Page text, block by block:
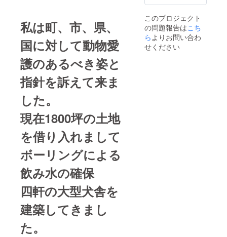
私は町、市、県、
国に対して動物愛
護のあるべき姿と
指針を訴えて来ま
した。
現在1800坪の土地
を借り入れまして
ボーリングによる
飲み水の確保
四軒の大型犬舎を
建築してきまし
た。
このプロジェクト
の問題報告はこち
らよりお問い合わ
せください